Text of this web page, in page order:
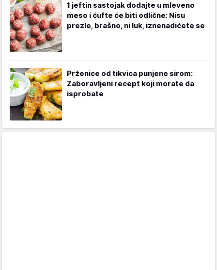
1 jeftin sastojak dodajte u mleveno
meso i ćufte će biti odlične: Nisu
prezle, brašno, ni luk, iznenadićete se
Prženice od tikvica punjene sirom:
Zaboravljeni recept koji morate da
isprobate